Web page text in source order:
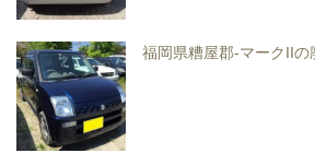
福岡県糟屋郡-マークIIの